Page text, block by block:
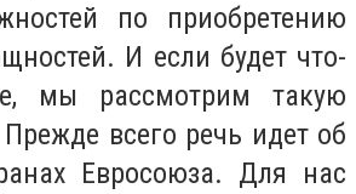
по приобретению
И если будет что-
мы рассмотрим такую
всего речь идет об
Евросоюза. Для нас